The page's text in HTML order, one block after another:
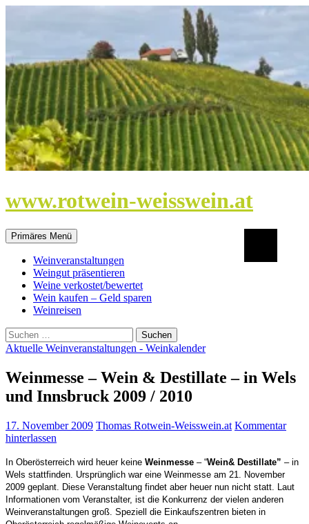
www.rotwein-weisswein.at
Primäres Menü
Weinveranstaltungen
Weingut präsentieren
Weine verkostet/bewertet
Wein kaufen – Geld sparen
Weinreisen
Suchen
nach:
Aktuelle Weinveranstaltungen - Weinkalender
Weinmesse – Wein & Destillate – in Wels
und Innsbruck 2009 / 2010
17. November 2009 Thomas Rotwein-Weisswein.at Kommentar
hinterlassen
In Oberösterreich wird heuer keine Weinmesse – “Wein& Destillate” – in
Wels stattfinden. Ursprünglich war eine Weinmesse am 21. November
2009 geplant. Diese Veranstaltung findet aber heuer nun nicht statt. Laut
Informationen vom Veranstalter, ist die Konkurrenz der vielen anderen
Weinveranstaltungen groß. Speziell die Einkaufszentren bieten in